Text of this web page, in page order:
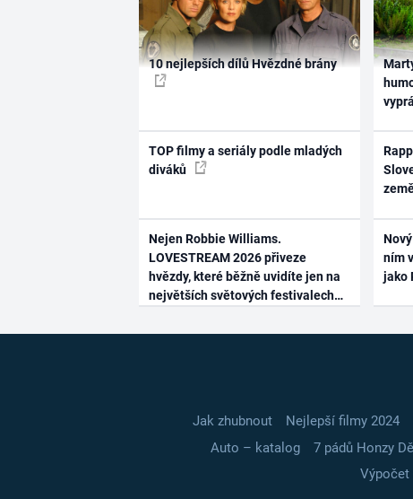
10 nejlepších dílů Hvězdné brány
TOP filmy a seriály podle mladých
diváků
Nejen Robbie Williams.
LOVESTREAM 2026 přiveze
hvězdy, které běžně uvidíte jen na
největších světových festivalech
ním
jako
Jak zhubnout Nejlepší filmy 2024
Auto – katalog
7 pádů Honzy
Výpočet